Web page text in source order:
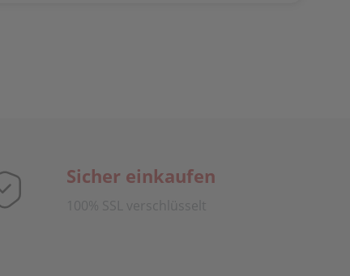
Sicher einkaufen
100% SSL verschlüsselt